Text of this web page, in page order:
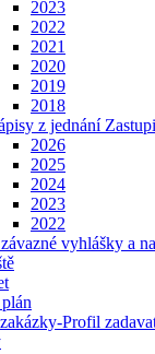
2023
2022
2021
2020
2019
2018
z jednání
2026
2025
2024
2023
2022
vyhlášky a
Profil